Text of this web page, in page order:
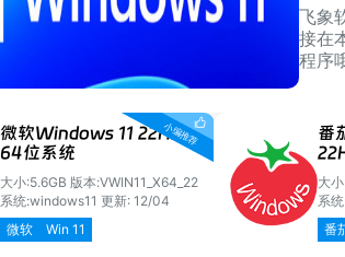
飞象
接在
程序
微软Windows 11 22H2
64位系统
大小:5.6GB 版本:VWIN11_X64_22H2
系统:windows11 更新: 12/04
微软
Win 11
番
大
系
番